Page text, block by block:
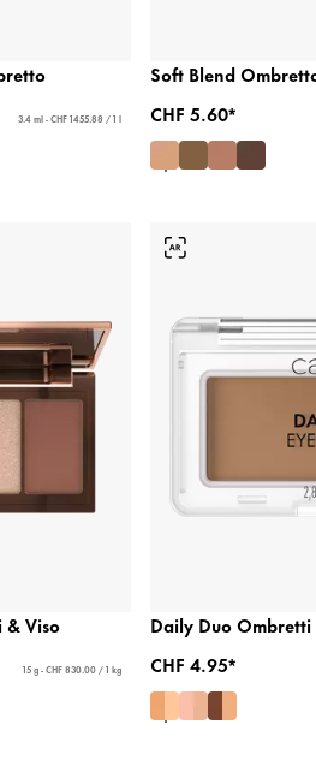
3.4 ml - CHF 1455.88 / 1 l
Soft Blend
CHF 5.60*
& Viso
15 g - CHF 830.00 / 1 kg
Daily Duo Ombretti
CHF 4.95*